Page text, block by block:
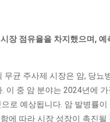
장 점유율을 차지했으며,
균 주사제 시장은 암, 당뇨
이 중 암 분야는 2024년에
로 예상됩니다. 암 발병률
에 따라 시장 성장이 촉진될